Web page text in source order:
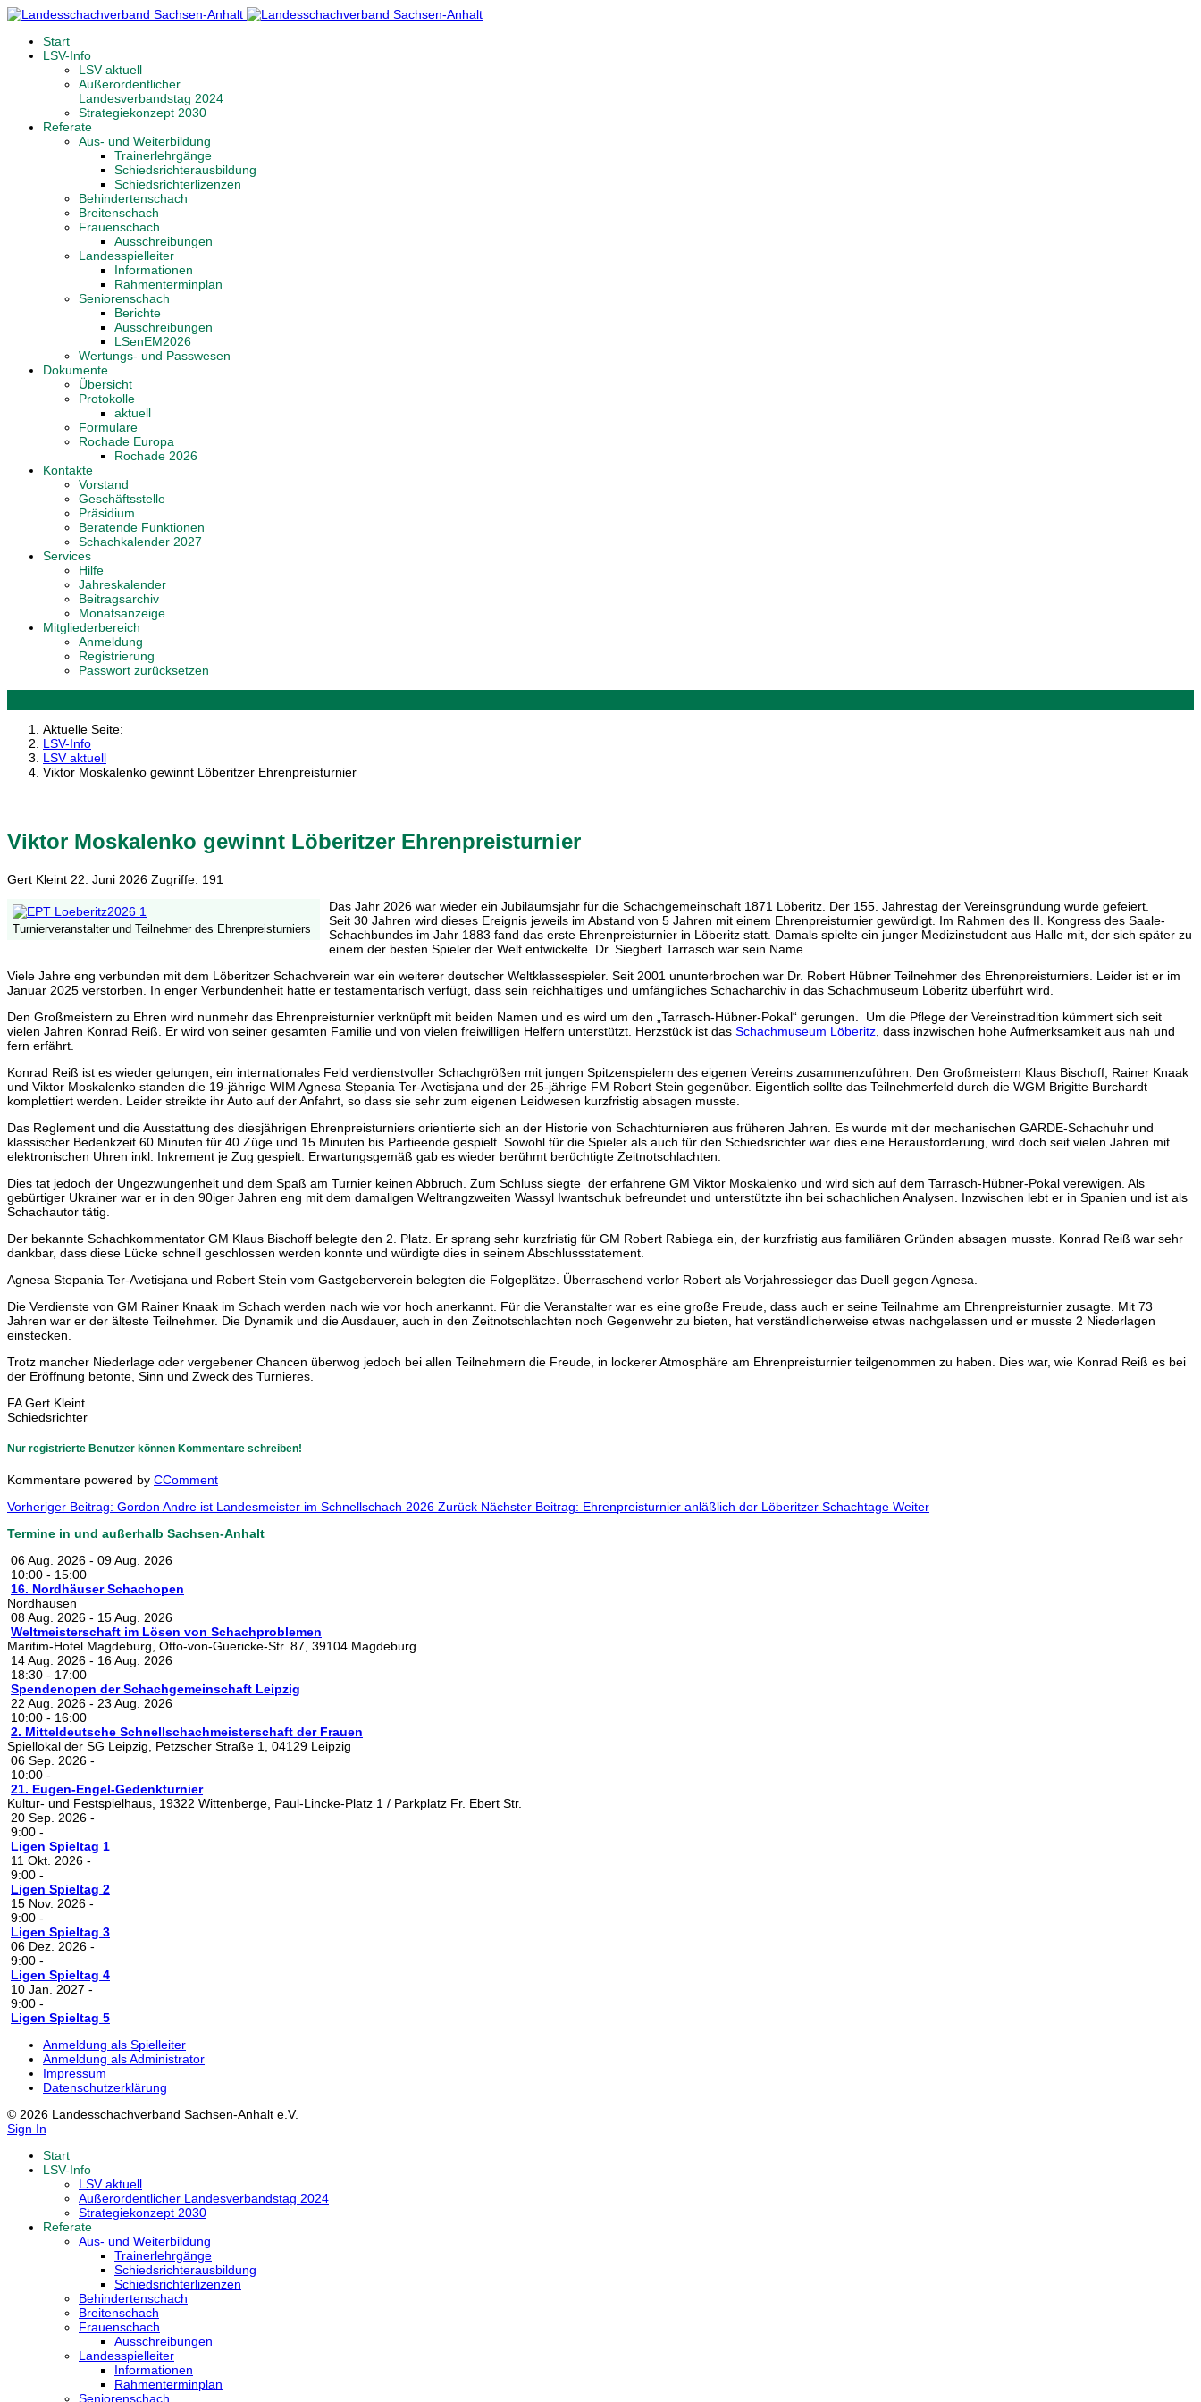
Start
LSV-Info
LSV aktuell
Außerordentlicher
Landesverbandstag 2024
Strategiekonzept 2030
Referate
Aus- und Weiterbildung
Trainerlehrgänge
Schiedsrichterausbildung
Schiedsrichterlizenzen
Behindertenschach
Breitenschach
Frauenschach
Ausschreibungen
Landesspielleiter
Informationen
Rahmenterminplan
Seniorenschach
Berichte
Ausschreibungen
LSenEM2026
Wertungs- und Passwesen
Dokumente
Übersicht
Protokolle
aktuell
Formulare
Rochade Europa
Rochade 2026
Kontakte
Vorstand
Geschäftsstelle
Präsidium
Beratende Funktionen
Schachkalender 2027
Services
Hilfe
Jahreskalender
Beitragsarchiv
Monatsanzeige
Mitgliederbereich
Anmeldung
Registrierung
Passwort zurücksetzen
Aktuelle Seite:
LSV-Info
LSV aktuell
Viktor Moskalenko gewinnt Löberitzer Ehrenpreisturnier
Viktor Moskalenko gewinnt Löberitzer Ehrenpreisturnier
Gert Kleint 22. Juni 2026 Zugriffe: 191
Turnierveranstalter und Teilnehmer des Ehrenpreisturniers
Das Jahr 2026 war wieder ein Jubiläumsjahr für die Schachgemeinschaft 1871 Löberitz. Der 155. Jahrestag der Vereinsgründung wurde gefeiert.
Seit 30 Jahren wird dieses Ereignis jeweils im Abstand von 5 Jahren mit einem Ehrenpreisturnier gewürdigt. Im Rahmen des II. Kongress des Saale-
Schachbundes im Jahr 1883 fand das erste Ehrenpreisturnier in Löberitz statt. Damals spielte ein junger Medizinstudent aus Halle mit, der sich später zu
einem der besten Spieler der Welt entwickelte. Dr. Siegbert Tarrasch war sein Name.
Viele Jahre eng verbunden mit dem Löberitzer Schachverein war ein weiterer deutscher Weltklassespieler. Seit 2001 ununterbrochen war Dr. Robert Hübner Teilnehmer des Ehrenpreisturniers. Leider ist er im
Januar 2025 verstorben. In enger Verbundenheit hatte er testamentarisch verfügt, dass sein reichhaltiges und umfängliches Schacharchiv in das Schachmuseum Löberitz überführt wird.
Den Großmeistern zu Ehren wird nunmehr das Ehrenpreisturnier verknüpft mit beiden Namen und es wird um den „Tarrasch-Hübner-Pokal“ gerungen. Um die Pflege der Vereinstradition kümmert sich seit
vielen Jahren Konrad Reiß. Er wird von seiner gesamten Familie und von vielen freiwilligen Helfern unterstützt. Herzstück ist das Schachmuseum Löberitz , dass inzwischen hohe Aufmerksamkeit aus nah und
fern erfährt.
Konrad Reiß ist es wieder gelungen, ein internationales Feld verdienstvoller Schachgrößen mit jungen Spitzenspielern des eigenen Vereins zusammenzuführen. Den Großmeistern Klaus Bischoff, Rainer Knaak
und Viktor Moskalenko standen die 19-jährige WIM Agnesa Stepania Ter-Avetisjana und der 25-jährige FM Robert Stein gegenüber. Eigentlich sollte das Teilnehmerfeld durch die WGM Brigitte Burchardt
komplettiert werden. Leider streikte ihr Auto auf der Anfahrt, so dass sie sehr zum eigenen Leidwesen kurzfristig absagen musste.
Das Reglement und die Ausstattung des diesjährigen Ehrenpreisturniers orientierte sich an der Historie von Schachturnieren aus früheren Jahren. Es wurde mit der mechanischen GARDE-Schachuhr und
klassischer Bedenkzeit 60 Minuten für 40 Züge und 15 Minuten bis Partieende gespielt. Sowohl für die Spieler als auch für den Schiedsrichter war dies eine Herausforderung, wird doch seit vielen Jahren mit
elektronischen Uhren inkl. Inkrement je Zug gespielt. Erwartungsgemäß gab es wieder berühmt berüchtigte Zeitnotschlachten.
Dies tat jedoch der Ungezwungenheit und dem Spaß am Turnier keinen Abbruch. Zum Schluss siegte der erfahrene GM Viktor Moskalenko und wird sich auf dem Tarrasch-Hübner-Pokal verewigen. Als
gebürtiger Ukrainer war er in den 90iger Jahren eng mit dem damaligen Weltrangzweiten Wassyl Iwantschuk befreundet und unterstützte ihn bei schachlichen Analysen. Inzwischen lebt er in Spanien und ist als
Schachautor tätig.
Der bekannte Schachkommentator GM Klaus Bischoff belegte den 2. Platz. Er sprang sehr kurzfristig für GM Robert Rabiega ein, der kurzfristig aus familiären Gründen absagen musste. Konrad Reiß war sehr
dankbar, dass diese Lücke schnell geschlossen werden konnte und würdigte dies in seinem Abschlussstatement.
Agnesa Stepania Ter-Avetisjana und Robert Stein vom Gastgeberverein belegten die Folgeplätze. Überraschend verlor Robert als Vorjahressieger das Duell gegen Agnesa.
Die Verdienste von GM Rainer Knaak im Schach werden nach wie vor hoch anerkannt. Für die Veranstalter war es eine große Freude, dass auch er seine Teilnahme am Ehrenpreisturnier zusagte. Mit 73
Jahren war er der älteste Teilnehmer. Die Dynamik und die Ausdauer, auch in den Zeitnotschlachten noch Gegenwehr zu bieten, hat verständlicherweise etwas nachgelassen und er musste 2 Niederlagen
einstecken.
Trotz mancher Niederlage oder vergebener Chancen überwog jedoch bei allen Teilnehmern die Freude, in lockerer Atmosphäre am Ehrenpreisturnier teilgenommen zu haben. Dies war, wie Konrad Reiß es bei
der Eröffnung betonte, Sinn und Zweck des Turnieres.
FA Gert Kleint
Schiedsrichter
Nur registrierte Benutzer können Kommentare schreiben!
Kommentare powered by CComment
Vorheriger Beitrag: Gordon Andre ist Landesmeister im Schnellschach 2026 Zurück Nächster Beitrag: Ehrenpreisturnier anläßlich der Löberitzer Schachtage Weiter
Termine in und außerhalb Sachsen-Anhalt
06 Aug. 2026 - 09 Aug. 2026
10:00 - 15:00
16. Nordhäuser Schachopen
Nordhausen
08 Aug. 2026 - 15 Aug. 2026
Weltmeisterschaft im Lösen von Schachproblemen
Maritim-Hotel Magdeburg, Otto-von-Guericke-Str. 87, 39104 Magdeburg
14 Aug. 2026 - 16 Aug. 2026
18:30 - 17:00
Spendenopen der Schachgemeinschaft Leipzig
22 Aug. 2026 - 23 Aug. 2026
10:00 - 16:00
2. Mitteldeutsche Schnellschachmeisterschaft der Frauen
Spiellokal der SG Leipzig, Petzscher Straße 1, 04129 Leipzig
06 Sep. 2026 -
10:00 -
21. Eugen-Engel-Gedenkturnier
Kultur- und Festspielhaus, 19322 Wittenberge, Paul-Lincke-Platz 1 / Parkplatz Fr. Ebert Str.
20 Sep. 2026 -
9:00 -
Ligen Spieltag 1
11 Okt. 2026 -
9:00 -
Ligen Spieltag 2
15 Nov. 2026 -
9:00 -
Ligen Spieltag 3
06 Dez. 2026 -
9:00 -
Ligen Spieltag 4
10 Jan. 2027 -
9:00 -
Ligen Spieltag 5
Anmeldung als Spielleiter
Anmeldung als Administrator
Impressum
Datenschutzerklärung
© 2026 Landesschachverband Sachsen-Anhalt e.V.
Sign In
Start
LSV-Info
LSV aktuell
Außerordentlicher Landesverbandstag 2024
Strategiekonzept 2030
Referate
Aus- und Weiterbildung
Trainerlehrgänge
Schiedsrichterausbildung
Schiedsrichterlizenzen
Behindertenschach
Breitenschach
Frauenschach
Ausschreibungen
Landesspielleiter
Informationen
Rahmenterminplan
Seniorenschach